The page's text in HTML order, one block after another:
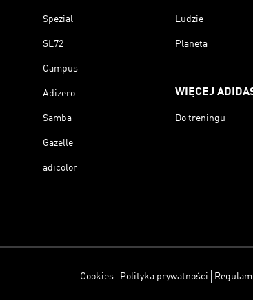
Spezial
SL72
Campus
Adizero
Samba
Gazelle
adicolor
Ludzie
Planeta
WIĘCEJ
Do treningu
Cookies Polityka prywatności